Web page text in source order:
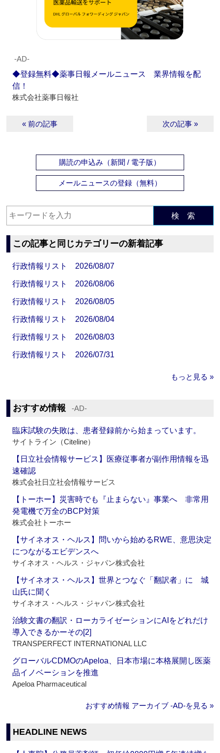
‐AD‐
◆登録無料◆薬事日報メールニュース 業界情報を配
信！
株式会社薬事日報社
« 前の記事 次の記事 »
購読の申込み（新聞 / 電子版）
メールニュースの登録（無料）
検 索
この記事と同じカテゴリーの新着記事
行政情報リスト 2026/08/07
行政情報リスト 2026/08/06
行政情報リスト 2026/08/05
行政情報リスト 2026/08/04
行政情報リスト 2026/08/03
行政情報リスト 2026/07/31
もっと見る »
おすすめ情報 ‐AD‐
臨床試験の失敗は、患者登録前から始まっています。
サイトライン（Citeline）
【日立社会情報サービス】医療従事者が副作用情報を迅
速確認
株式会社日立社会情報サービス
【トーホー】災害時でも『止まらない』事業へ 非常用
発電機で万全のBCP対策
株式会社トーホー
【サイネオス・ヘルス】問いから始めるRWE、意思決定
につながるエビデンスへ
サイネオス・ヘルス・ジャパン株式会社
【サイネオス・ヘルス】世界とつなぐ「翻訳者」に 城
山氏に聞く
サイネオス・ヘルス・ジャパン株式会社
治験文書の翻訳・ローカライゼーションにAIをどれだけ
導入できるかーその[2]
TRANSPERFECT INTERNATIONAL LLC
グローバルCDMOのApeloa、日本市場に本格展開し医薬
品イノベーションを推進
Apeloa Pharmaceutical
おすすめ情報 アーカイブ ‐AD‐を見る »
HEADLINE NEWS